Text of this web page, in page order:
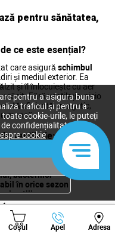
pentru sănătatea,
ce este esențial?
care asigură schimbul
și mediul exterior. Ea
și îl înlocuiește cu aer
răcit. Fără ventilație, nicio
eficientă energetic,
muncă.
ventilație:
prafului,
bacteriilor
în orice sezon
prin utilizarea
Coșul Apel Adresa
Viber Whatsapp
pentru a asigura buna
traficul și pentru a
cookie-urile, le puteți
confidențialitate după
cookie